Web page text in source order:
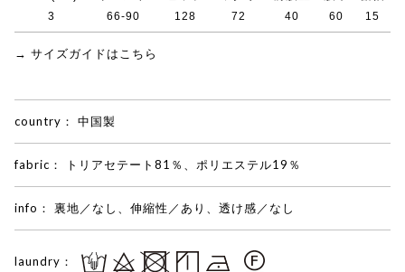
3 66-90 128 72 40 60 15
→ サイズガイドはこちら
country： 中国製
fabric： トリアセテート81％、ポリエステル19％
info： 裏地／なし、伸縮性／あり、透け感／なし
laundry：